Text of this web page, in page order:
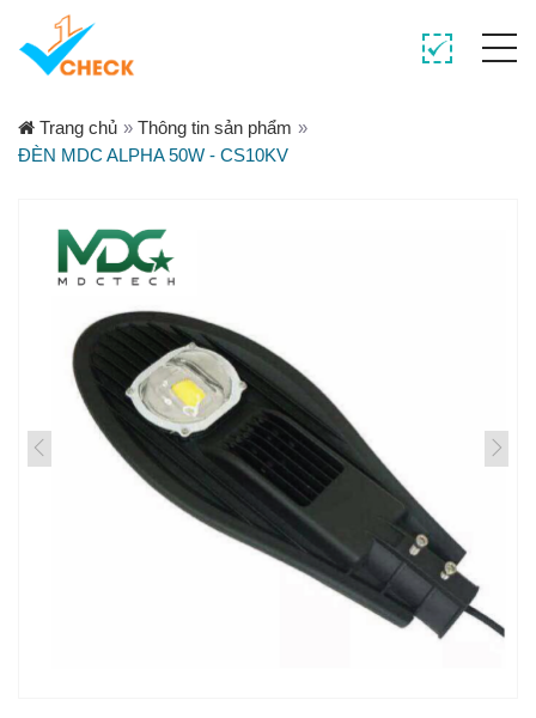
Trang chủ » Thông tin sản phẩm »
ĐÈN MDC ALPHA 50W - CS10KV